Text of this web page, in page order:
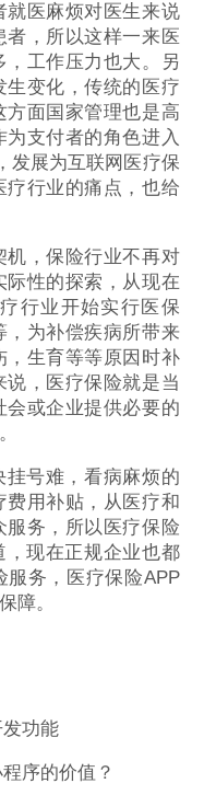
就医麻烦对医生来说
，所以这样一来医
工作压力也大。另
变化，传统的医疗
面国家管理也是高
支付者的角色进入
发展为互联网医疗保
疗行业的痛点，也给
机，保险行业不再对
性的探索，从现在
行业开始实行医保
，为补偿疾病所带来
，生育等等原因时补
，医疗保险就是当
或企业提供必要的
挂号难，看病麻烦的
用补贴，从医疗和
务，所以医疗保险
，现在正规企业也都
服务，医疗保险APP
障。
功能
序的价值？